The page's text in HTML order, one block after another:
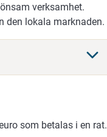
verksamhet.
den lokala marknaden.
som betalas i en rat.